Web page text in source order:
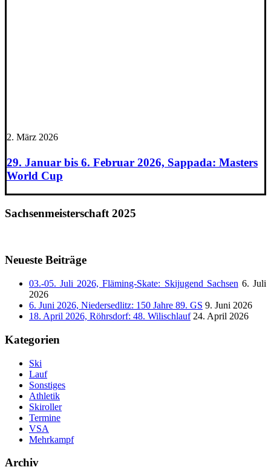
2. März 2026
29. Januar bis 6. Februar 2026, Sappada: Masters
World Cup
Sachsenmeisterschaft 2025
Neueste Beiträge
03.-05. Juli 2026, Fläming-Skate: Skijugend Sachsen 6. Juli
2026
6. Juni 2026, Niedersedlitz: 150 Jahre 89. GS 9. Juni 2026
18. April 2026, Röhrsdorf: 48. Wilischlauf 24. April 2026
Kategorien
Ski
Lauf
Sonstiges
Athletik
Skiroller
Termine
VSA
Mehrkampf
Archiv